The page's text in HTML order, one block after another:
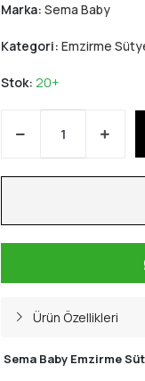
Marka: Sema Baby
Kategori: Emzirme
Stok: 20+
Ürün Özellikleri
Sema Baby Emzirme